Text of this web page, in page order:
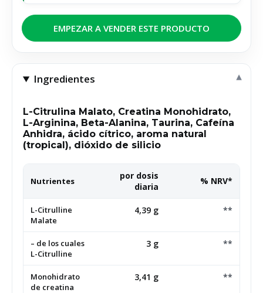
EMPEZAR A VENDER ESTE PRODUCTO
Ingredientes
L-Citrulina Malato, Creatina Monohidrato,
L-Arginina, Beta-Alanina, Taurina, Cafeína
Anhidra, ácido cítrico, aroma natural
(tropical), dióxido de silicio
Nutrientes
por dosis
diaria
% NRV*
L-Citrulline
Malate
4,39 g **
– de los cuales
L-Citrulline
3 g **
Monohidrato
de creatina
3,41 g **